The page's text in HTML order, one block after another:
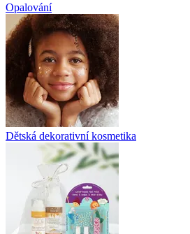
Opalování
Dětská dekorativní kosmetika